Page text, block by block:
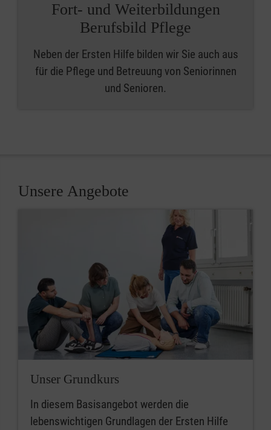
Fort- und Weiterbildungen
Berufsbild Pflege
Neben der Ersten Hilfe bilden wir Sie auch aus
für die Pflege und Betreuung von Seniorinnen
und Senioren.
Unsere Angebote
Unser Grundkurs
In diesem Basisangebot werden die
lebenswichtigen Grundlagen der Ersten Hilfe